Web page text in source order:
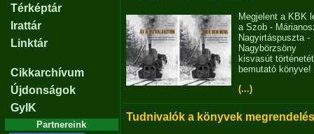
Térképtár
Irattár
Linktár
Cikkarchívum
Újdonságok
GyIK
Partnereink
Megjelent a KBK
a Szob -
Nagyirtáspuszta -
Nagybörzsöny
kisvasút történetét
bemutató könyve!
(...)
Tudnivalók a könyvek